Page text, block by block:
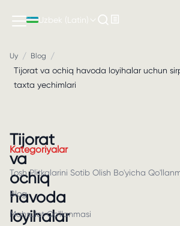
Uzbek (Latin)
Uy / Blog
/
Tijorat va ochiq havoda loyihalar uchun
taxta yechimlari
Tijorat
va
ochiq
havoda
loyihalar
Kategoriyalar
Tosh Plitkalarini Sotib Olish Bo'yicha
Blog
Mahsulot Qo'llanmasi